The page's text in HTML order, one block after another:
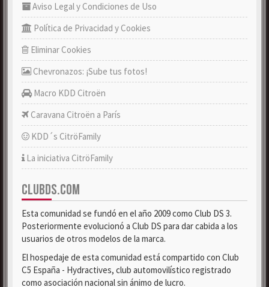
Aviso Legal y Condiciones de Uso
Política de Privacidad y Cookies
Eliminar Cookies
Chevronazos: ¡Sube tus fotos!
Macro KDD Citroën
Caravana Citroën a París
KDD´s CitröFamily
La iniciativa CitröFamily
CLUBDS.COM
Esta comunidad se fundó en el año 2009 como Club DS 3.
Posteriormente evolucionó a Club DS para dar cabida a los
usuarios de otros modelos de la marca.
El hospedaje de esta comunidad está compartido con Club
C5 España - Hydractives, club automovilístico registrado
como asociación nacional sin ánimo de lucro.